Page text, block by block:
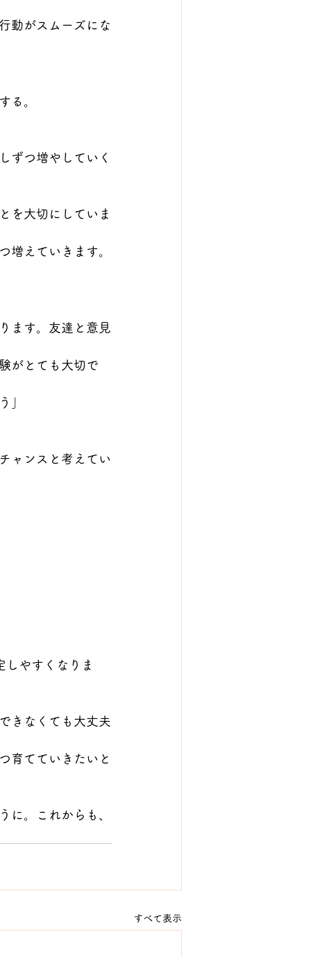
動がスムーズにな
る。
ずつ増やしていく
を大切にしていま
増えていきます。
ます。友達と意見
がとても大切で
」
ャンスと考えてい
やすくなりま
きなくても大丈夫
育てていきたいと
に。これからも、
すべて表示